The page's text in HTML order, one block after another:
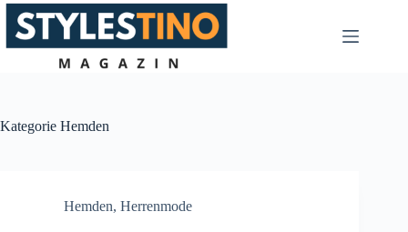
Zum
Inhalt
springen
Kategorie Hemden
Hemden, Herrenmode